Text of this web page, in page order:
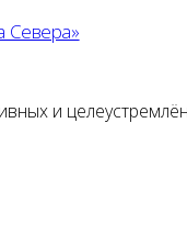
Севера»
и